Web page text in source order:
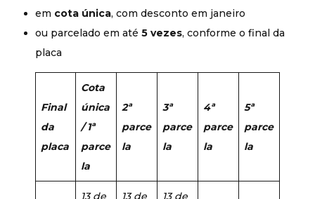
em cota única, com desconto em janeiro
ou parcelado em até 5 vezes, conforme o final da
placa
Final
da
placa
Cota
única
/ 1ª
parce
la
2ª
parce
la
3ª
parce
la
4ª
parce
la
5ª
parce
la